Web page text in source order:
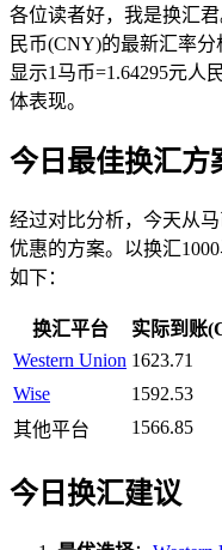
各位读者好，我是换汇
民币(CNY)的最新汇率
显示1马币=1.64295元人
体表现。
今日最佳换汇方
经过对比分析，今天从马
优惠的方案。以换汇
如下：
换汇平台 实际到账
Western Union 1623.71
Wise
1592.53
其他平台
1566.85
今日换汇建议